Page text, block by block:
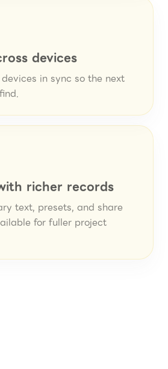
devices
in sync so the next
richer records
text, presets, and share
for fuller project